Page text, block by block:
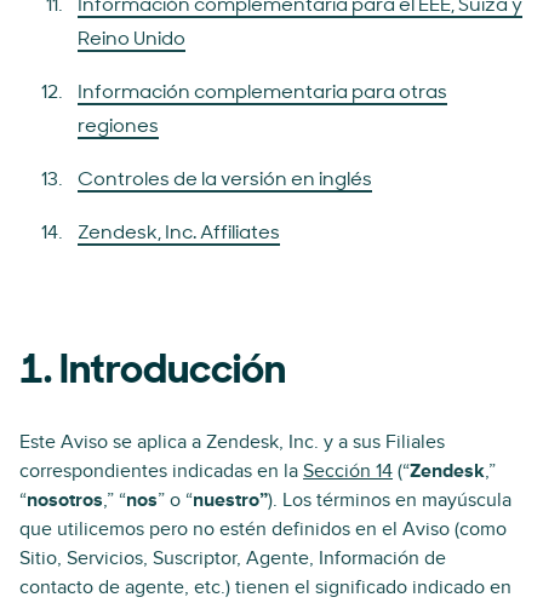
Información complementaria para el EEE, Suiza y
Reino Unido
Información complementaria para otras
regiones
Controles de la versión en inglés
Zendesk, Inc. Affiliates
1. Introducción
Este Aviso se aplica a Zendesk, Inc. y a sus Filiales
correspondientes indicadas en la Sección 14 (“Zendesk,”
“nosotros,” “nos” o “nuestro”). Los términos en mayúscula
que utilicemos pero no estén definidos en el Aviso (como
Sitio, Servicios, Suscriptor, Agente, Información de
contacto de agente, etc.) tienen el significado indicado en